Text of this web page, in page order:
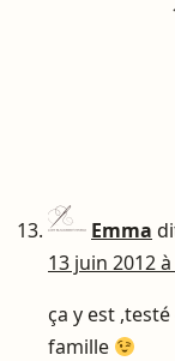
Emma
13 juin 2012
ça y est
famille